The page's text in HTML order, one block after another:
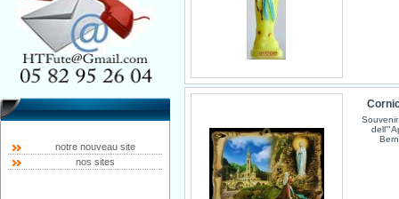
notre nouveau site
nos sites